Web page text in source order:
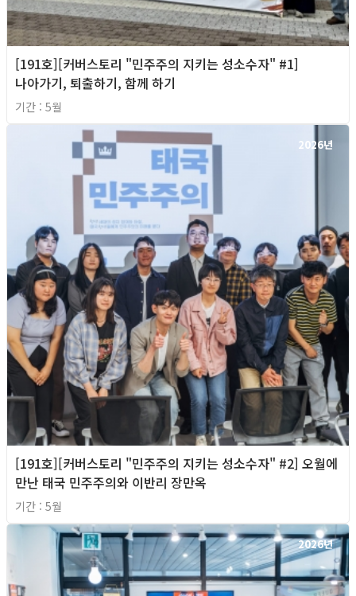
[191호][커버스토리 "민주주의 지키는 성소수자" #1]
나아가기, 퇴출하기, 함께 하기
기간 : 5월
2026년
[191호][커버스토리 "민주주의 지키는 성소수자" #2] 오월에
만난 태국 민주주의와 이반리 장만옥
기간 : 5월
2026년